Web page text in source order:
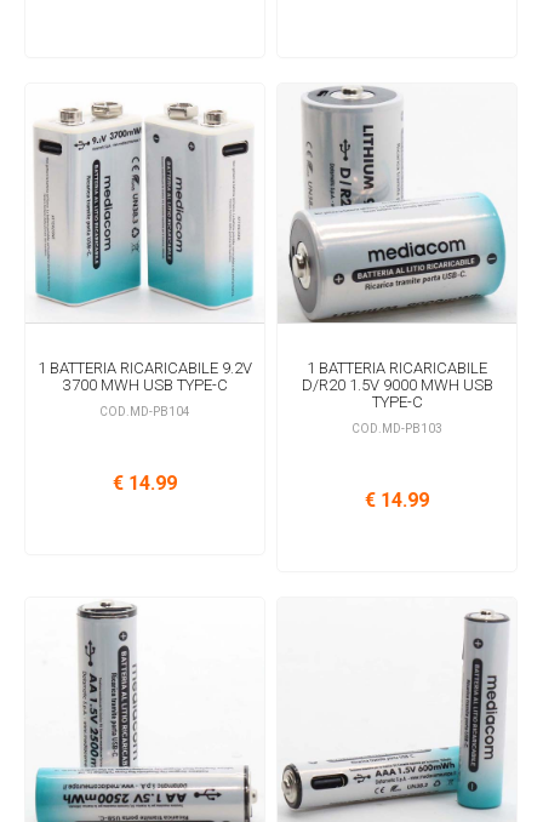
1 BATTERIA RICARICABILE 9.2V
3700 MWH USB TYPE-C
COD.MD-PB104
€ 14.99
1 BATTERIA RICARICABILE
D/R20 1.5V 9000 MWH USB
TYPE-C
COD.MD-PB103
€ 14.99